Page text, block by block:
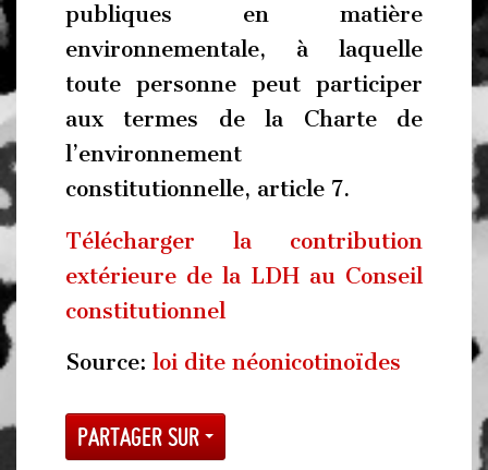
publiques en matière
environnementale, à laquelle
toute personne peut participer
aux termes de la Charte de
l’environnement
constitutionnelle, article 7.
Télécharger la contribution
extérieure de la LDH au Conseil
constitutionnel
Source: loi dite néonicotinoïdes
Partager sur